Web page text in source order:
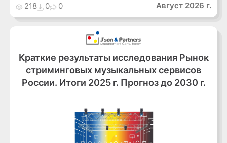
218 0 0 Август 2026 г.
Краткие результаты исследования Рынок
стриминговых музыкальных сервисов
России. Итоги 2025 г. Прогноз до 2030 г.